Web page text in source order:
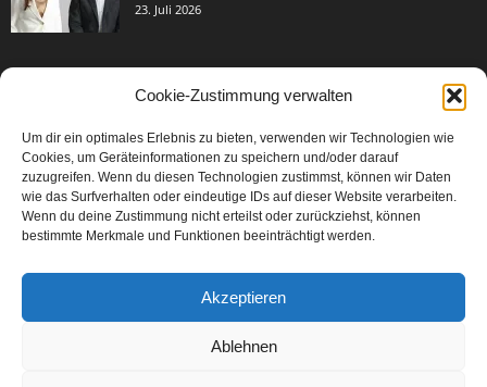
Cookie-Zustimmung verwalten
Um dir ein optimales Erlebnis zu bieten, verwenden wir Technologien wie
Cookies, um Geräteinformationen zu speichern und/oder darauf
zuzugreifen. Wenn du diesen Technologien zustimmst, können wir Daten
wie das Surfverhalten oder eindeutige IDs auf dieser Website verarbeiten.
Wenn du deine Zustimmung nicht erteilst oder zurückziehst, können
bestimmte Merkmale und Funktionen beeinträchtigt werden.
Akzeptieren
Ablehnen
23. Juli 2026
Events & Success 3002
Breaking News 2067
Aktuelles
Featured Article
Karriere 567